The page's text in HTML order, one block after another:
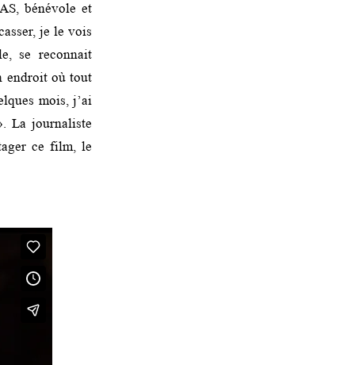
bénévole et
je le vois
se reconnait
endroit où tout
mois, j’ai
La journaliste
ce film, le